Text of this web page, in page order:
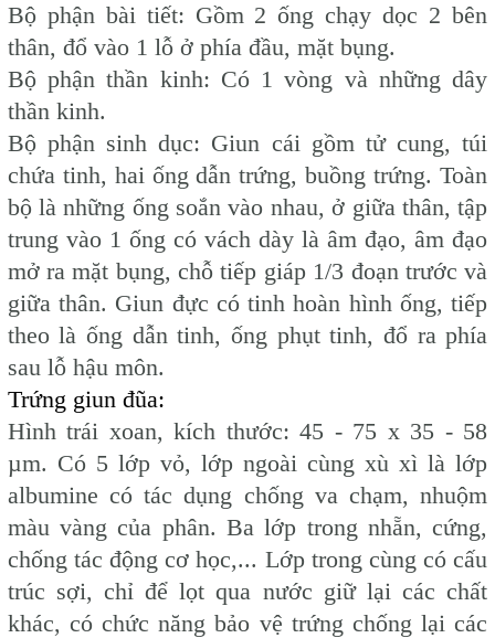
Bộ phận bài tiết: Gồm 2 ống chạy dọc 2 bên
thân, đổ vào 1 lỗ ở phía đầu, mặt bụng.
Bộ phận thần kinh: Có 1 vòng và những dây
thần kinh.
Bộ phận sinh dục: Giun cái gồm tử cung, túi
chứa tinh, hai ống dẫn trứng, buồng trứng. Toàn
bộ là những ống soắn vào nhau, ở giữa thân, tập
trung vào 1 ống có vách dày là âm đạo, âm đạo
mở ra mặt bụng, chỗ tiếp giáp 1/3 đoạn trước và
giữa thân. Giun đực có tinh hoàn hình ống, tiếp
theo là ống dẫn tinh, ống phụt tinh, đổ ra phía
sau lỗ hậu môn.
Trứng giun đũa:
Hình trái xoan, kích thước: 45 - 75 x 35 - 58
µm. Có 5 lớp vỏ, lớp ngoài cùng xù xì là lớp
albumine có tác dụng chống va chạm, nhuộm
màu vàng của phân. Ba lớp trong nhẵn, cứng,
chống tác động cơ học,... Lớp trong cùng có cấu
trúc sợi, chỉ để lọt qua nước giữ lại các chất
khác, có chức năng bảo vệ trứng chống lại các